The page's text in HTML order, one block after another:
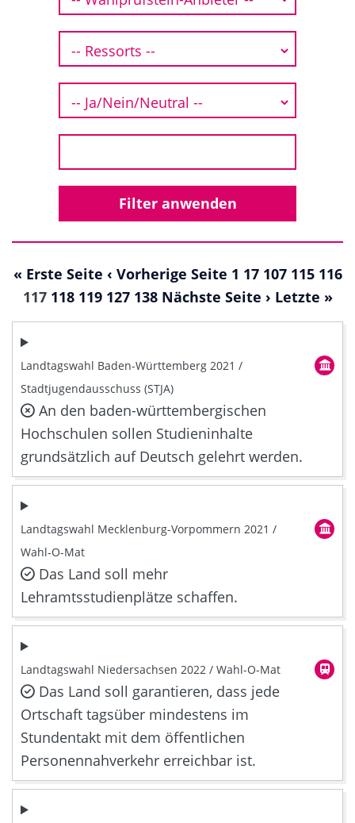
« Erste Seite ‹ Vorherige Seite 1 17 107 115 116
117 118 119 127 138 Nächste Seite › Letzte »
Landtagswahl Baden-Württemberg 2021 /
Stadtjugendausschuss (STJA)
An den baden-württembergischen
Hochschulen sollen Studieninhalte
grundsätzlich auf Deutsch gelehrt werden.
Landtagswahl Mecklenburg-Vorpommern 2021 /
Wahl-O-Mat
Das Land soll mehr
Lehramtsstudienplätze schaffen.
Landtagswahl Niedersachsen 2022 / Wahl-O-Mat
Das Land soll garantieren, dass jede
Ortschaft tagsüber mindestens im
Stundentakt mit dem öffentlichen
Personennahverkehr erreichbar ist.